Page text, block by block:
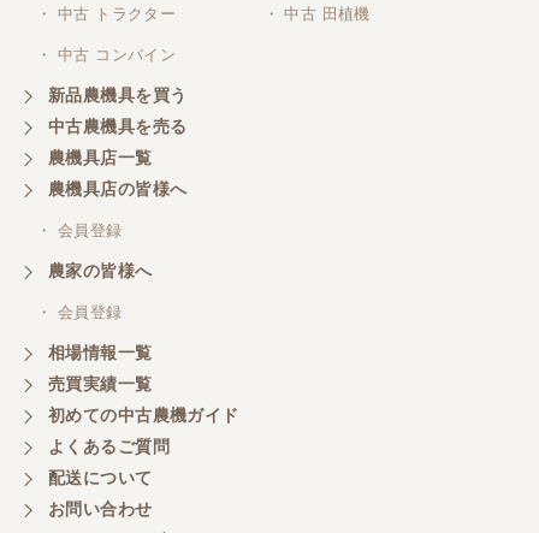
・ 中古 トラクター ・ 中古 田植機
・ 中古 コンバイン
新品農機具を買う
中古農機具を売る
農機具店一覧
農機具店の皆様へ
・ 会員登録
農家の皆様へ
・ 会員登録
相場情報一覧
売買実績一覧
初めての中古農機ガイド
よくあるご質問
配送について
お問い合わせ